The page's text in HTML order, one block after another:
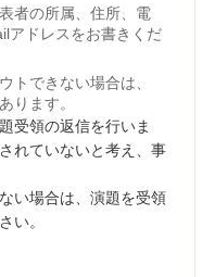
者の所属、住所、電
アドレスをお書きくだ
トできない場合は、
ります。
受領の返信を行いま
れていないと考え、事
い場合は、演題を受領
い。